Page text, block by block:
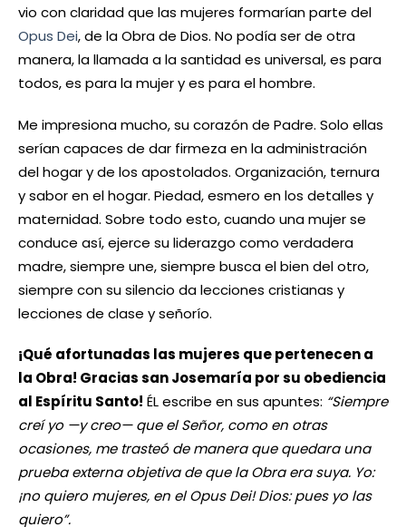
vio con claridad que las mujeres formarían parte del
Opus Dei, de la Obra de Dios. No podía ser de otra
manera, la llamada a la santidad es universal, es para
todos, es para la mujer y es para el hombre.
Me impresiona mucho, su corazón de Padre. Solo ellas
serían capaces de dar firmeza en la administración
del hogar y de los apostolados. Organización, ternura
y sabor en el hogar. Piedad, esmero en los detalles y
maternidad. Sobre todo esto, cuando una mujer se
conduce así, ejerce su liderazgo como verdadera
madre, siempre une, siempre busca el bien del otro,
siempre con su silencio da lecciones cristianas y
lecciones de clase y señorío.
¡Qué afortunadas las mujeres que pertenecen a
la Obra! Gracias san Josemaría por su obediencia
al Espíritu Santo! ÉL escribe en sus apuntes: “Siempre
creí yo —y creo— que el Señor, como en otras
ocasiones, me trasteó de manera que quedara una
prueba externa objetiva de que la Obra era suya. Yo:
¡no quiero mujeres, en el Opus Dei! Dios: pues yo las
quiero”.